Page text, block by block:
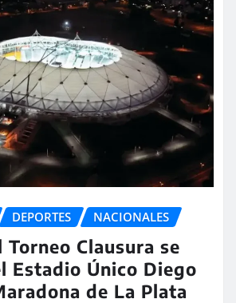
DEPORTES NACIONALES
Clausura se
Estadio Único Diego
de La Plata